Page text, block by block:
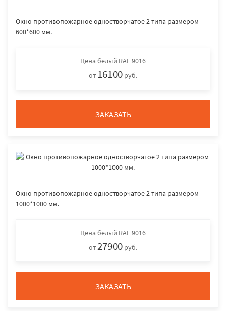
Окно противопожарное одностворчатое 2 типа размером
600*600 мм.
Цена белый RAL 9016
от 16100 руб.
ЗАКАЗАТЬ
Окно противопожарное одностворчатое 2 типа размером
1000*1000 мм.
Цена белый RAL 9016
от27900 руб.
ЗАКАЗАТЬ